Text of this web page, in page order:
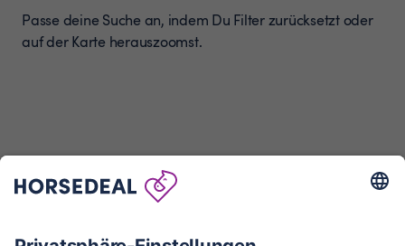
Passe deine Suche an, indem Du Filter zurücksetzt oder
auf der Karte herauszoomst.